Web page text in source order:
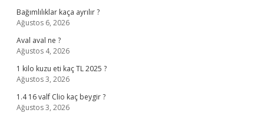
Bağımlılıklar kaça ayrılır ?
Ağustos 6, 2026
Aval aval ne ?
Ağustos 4, 2026
1 kilo kuzu eti kaç TL 2025 ?
Ağustos 3, 2026
1.4 16 valf Clio kaç beygir ?
Ağustos 3, 2026